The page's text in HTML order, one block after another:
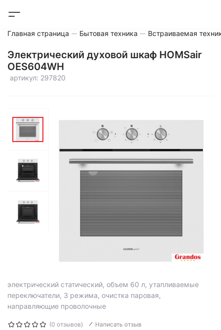
Главная страница Бытовая техника Встраиваемая
Электрический духовой шкаф HOMSair
OES604WH
артикул: 297820
электрический статический, объем 60 л, утапливаемые
переключатели, 3 режима, очистка паровая,
направляющие проволочные
(0 отзывов) Написать отзыв